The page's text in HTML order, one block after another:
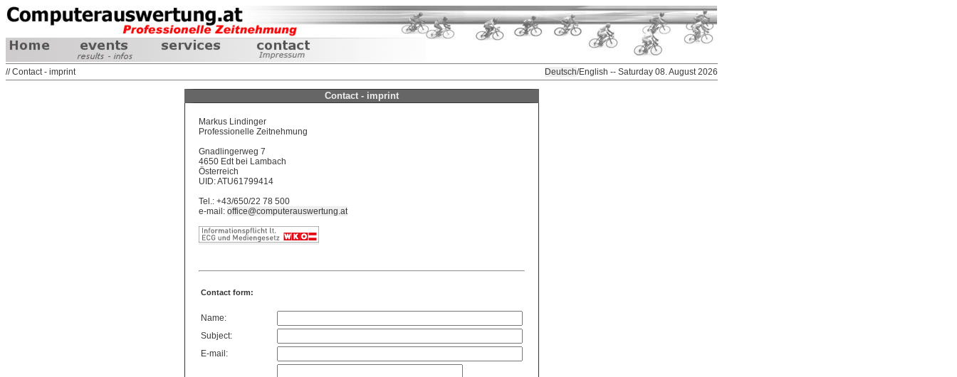
// Contact - imprint Deutsch/English -- Saturday 08. August 2026
Contact - imprint
Markus Lindinger
Professionelle Zeitnehmung
Gnadlingerweg 7
4650 Edt bei Lambach
Österreich
UID: ATU61799414
Tel.: +43/650/22 78 500
e-mail: office@computerauswertung.at
Contact form:
Name:
Subject:
E-mail: